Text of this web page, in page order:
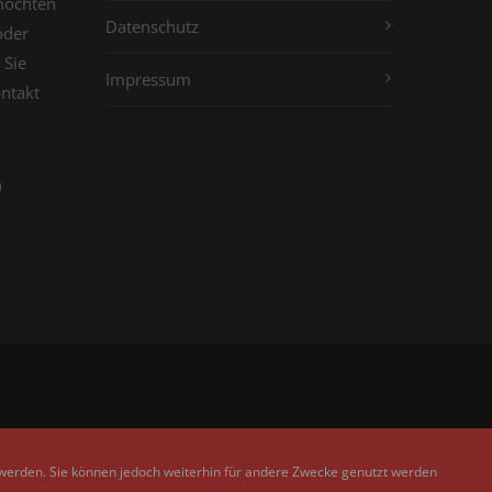
Datenschutz
Impressum
Sie können jedoch weiterhin für andere Zwecke genutzt werden